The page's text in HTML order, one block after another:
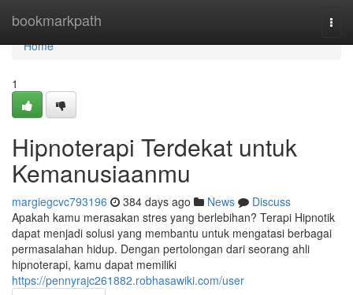
bookmarkpath
Home
Home
1
Hipnoterapi Terdekat untuk
Kemanusiaanmu
margiegcvc793196 384 days ago News
Discuss
Apakah kamu merasakan stres yang berlebihan? Terapi Hipnotik
dapat menjadi solusi yang membantu untuk mengatasi berbagai
permasalahan hidup. Dengan pertolongan dari seorang ahli
hipnoterapi, kamu dapat memiliki
https://pennyrajc261882.robhasawiki.com/user